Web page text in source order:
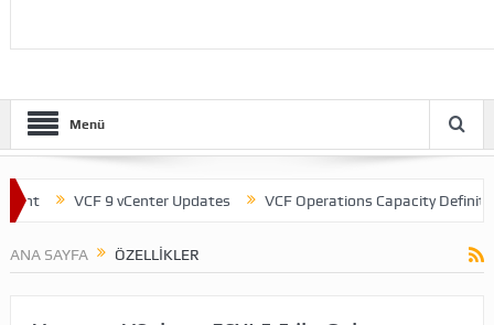
Menü
VCF 9 vCenter Updates VCF Operations Capacity Definitions
ANA SAYFA ÖZELLIKLER